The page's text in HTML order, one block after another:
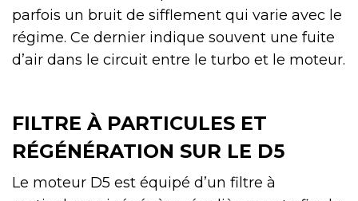
parfois un bruit de sifflement qui varie avec le
régime. Ce dernier indique souvent une fuite
d’air dans le circuit entre le turbo et le moteur.
FILTRE À PARTICULES ET
RÉGÉNÉRATION SUR LE D5
Le moteur D5 est équipé d’un filtre à